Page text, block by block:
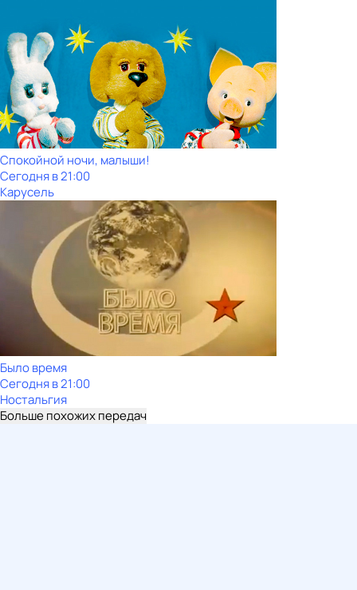
Спокойной ночи, малыши!
Сегодня в 21:00
Карусель
Было время
Сегодня в 21:00
Ностальгия
Больше похожих передач